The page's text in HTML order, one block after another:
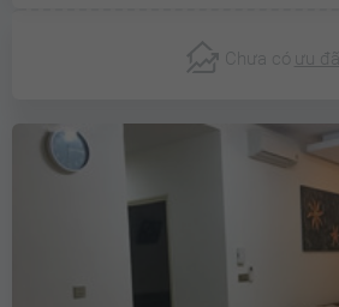
Chưa có ưu đãi